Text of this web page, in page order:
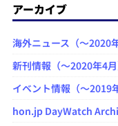
アーカイブ
海外ニュース（～2020
新刊情報（～2020年4月
イベント情報（～2019
hon.jp DayWatch